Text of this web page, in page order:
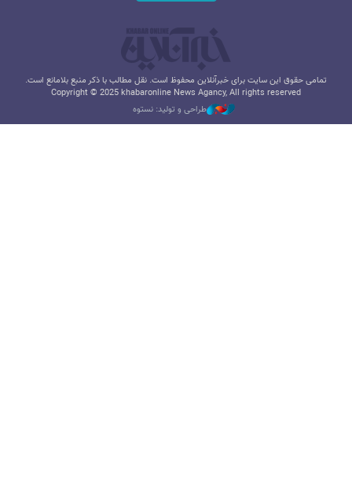
تمامی حقوق این سایت برای خبرآنلاین محفوظ است. نقل مطالب با ذکر منبع بلامانع است.
Copyright © 2025 khabaronline News Agancy, All rights reserved
طراحی و تولید: نستوه